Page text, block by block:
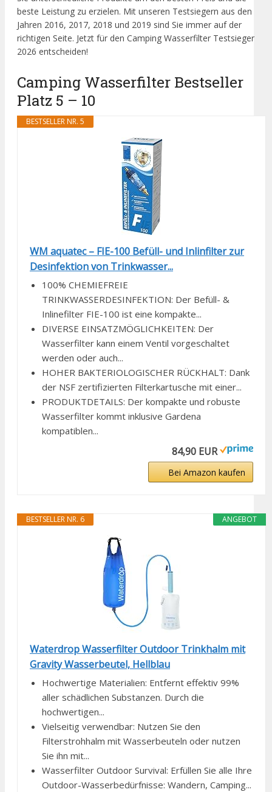
beste Leistung zu erzielen. Mit unseren Testsiegern aus den
Jahren 2016, 2017, 2018 und 2019 sind Sie immer auf der
richtigen Seite. Jetzt für den Camping Wasserfilter Testsieger
2026 entscheiden!
Camping Wasserfilter Bestseller
Platz 5 – 10
BESTSELLER NR. 5
WM aquatec – FIE-100 Befüll- und Inlinfilter zur
Desinfektion von Trinkwasser...
100% CHEMIEFREIE
TRINKWASSERDESINFEKTION: Der Befüll- &
Inlinefilter FIE-100 ist eine kompakte...
DIVERSE EINSATZMÖGLICHKEITEN: Der
Wasserfilter kann einem Ventil vorgeschaltet
werden oder auch...
HOHER BAKTERIOLOGISCHER RÜCKHALT: Dank
der NSF zertifizierten Filterkartusche mit einer...
PRODUKTDETAILS: Der kompakte und robuste
Wasserfilter kommt inklusive Gardena
kompatiblen...
84,90 EUR
Bei Amazon kaufen
ANGEBOT
BESTSELLER NR. 6
Waterdrop Wasserfilter Outdoor Trinkhalm mit
Gravity Wasserbeutel, Hellblau
Hochwertige Materialien: Entfernt effektiv 99%
aller schädlichen Substanzen. Durch die
hochwertigen...
Vielseitig verwendbar: Nutzen Sie den
Filterstrohhalm mit Wasserbeuteln oder nutzen
Sie ihn mit...
Wasserfilter Outdoor Survival: Erfüllen Sie alle Ihre
Outdoor-Wasserbedürfnisse: Wandern, Camping...